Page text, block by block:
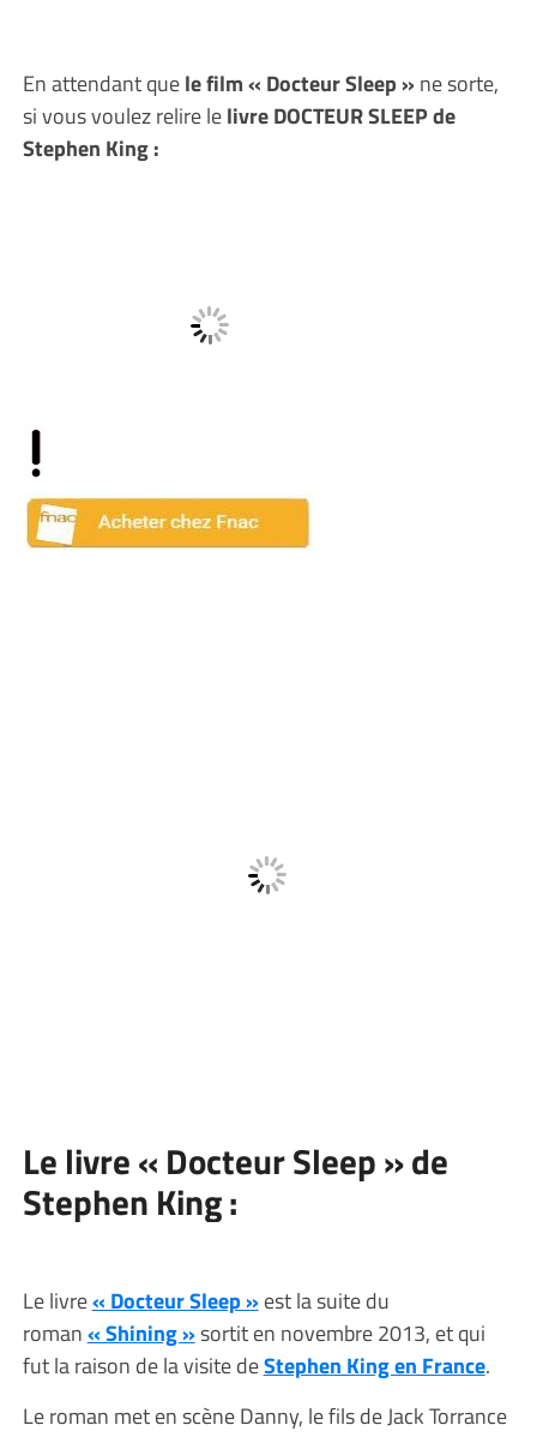
En attendant quele film « Docteur Sleep » ne sorte,
si vous voulez relire lelivre DOCTEUR SLEEP de
Stephen King :
Le livre « Docteur Sleep » de
Stephen King :
Le livre« Docteur Sleep »est la suite du
roman« Shining »sortit en novembre 2013, et qui
fut la raison de la visite deStephen King en France.
Le roman met en scène Danny, le fils de Jack Torrance